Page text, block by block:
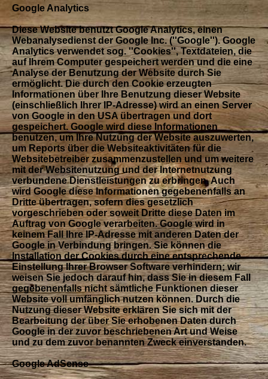
Google Analytics
Diese Website benutzt Google Analytics, einen
Webanalysedienst der Google Inc. (''Google''). Google
Analytics verwendet sog. ''Cookies'', Textdateien, die
auf Ihrem Computer gespeichert werden und die eine
Analyse der Benutzung der Website durch Sie
ermöglicht. Die durch den Cookie erzeugten
Informationen über Ihre Benutzung dieser Website
(einschließlich Ihrer IP-Adresse) wird an einen Server
von Google in den USA übertragen und dort
gespeichert. Google wird diese Informationen
benutzen, um Ihre Nutzung der Website auszuwerten,
um Reports über die Websiteaktivitäten für die
Websitebetreiber zusammenzustellen und um weitere
mit der Websitenutzung und der Internetnutzung
verbundene Dienstleistungen zu erbringen. Auch
wird Google diese Informationen gegebenenfalls an
Dritte übertragen, sofern dies gesetzlich
vorgeschrieben oder soweit Dritte diese Daten im
Auftrag von Google verarbeiten. Google wird in
keinem Fall Ihre IP-Adresse mit anderen Daten der
Google in Verbindung bringen. Sie können die
Installation der Cookies durch eine entsprechende
Einstellung Ihrer Browser Software verhindern; wir
weisen Sie jedoch darauf hin, dass Sie in diesem Fall
gegebenenfalls nicht sämtliche Funktionen dieser
Website voll umfänglich nutzen können. Durch die
Nutzung dieser Website erklären Sie sich mit der
Bearbeitung der über Sie erhobenen Daten durch
Google in der zuvor beschriebenen Art und Weise
und zu dem zuvor benannten Zweck einverstanden.
Google AdSense